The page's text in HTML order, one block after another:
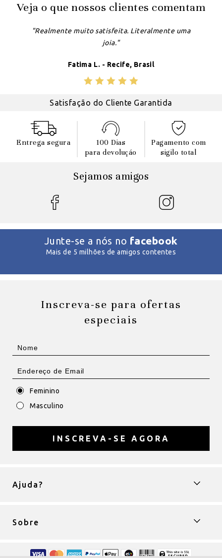
Veja o que nossos clientes comentam
"Realmente muito satisfeita. Literalmente uma
joia."
Fatima L. - Recife, Brasil
Satisfação do Cliente Garantida
Entrega segura
100 Dias
para devoluçáo
Pagamento com
sigilo total
Sejamos amigos
Junte-se a nós no facebook
Mais de 5 milhões de amigos contentes
Inscreva-se para ofertas
especiais
Feminino
Masculino
INSCREVA-SE AGORA
Ajuda?
Sobre